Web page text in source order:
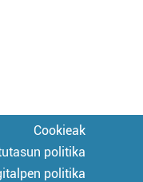
Cookieak
politika
politika